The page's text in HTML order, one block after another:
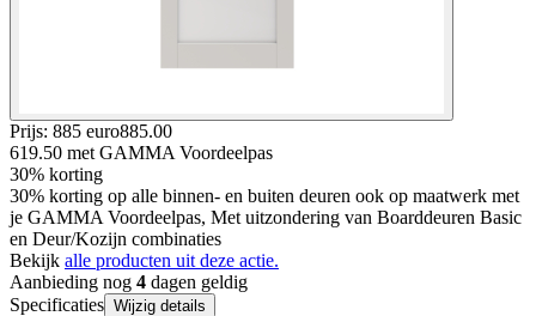
Prijs: 885 euro885.00
619.50 met GAMMA Voordeelpas
30% korting
30% korting op alle binnen- en buiten deuren ook op maatwerk met
je GAMMA Voordeelpas, Met uitzondering van Boarddeuren Basic
en Deur/Kozijn combinaties
Bekijk alle producten uit deze actie.
Aanbieding nog 4 dagen geldig
Specificaties Wijzig details